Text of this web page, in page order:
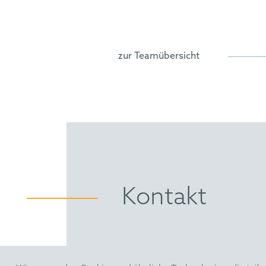
zur Teamübersicht
Kontakt